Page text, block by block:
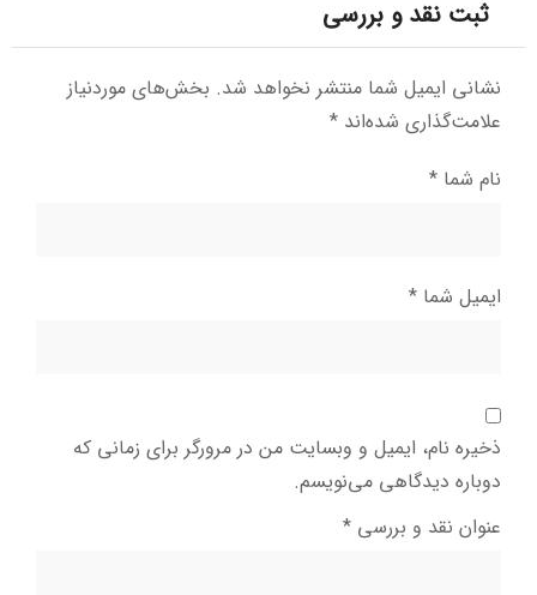
ثبت نقد و بررسی
نشانی ایمیل شما منتشر نخواهد شد. بخش‌های موردنیاز
علامت‌گذاری شده‌اند *
نام شما *
ایمیل شما *
ذخیره نام، ایمیل و وبسایت من در مرورگر برای زمانی که
دوباره دیدگاهی می‌نویسم.
عنوان نقد و بررسی *